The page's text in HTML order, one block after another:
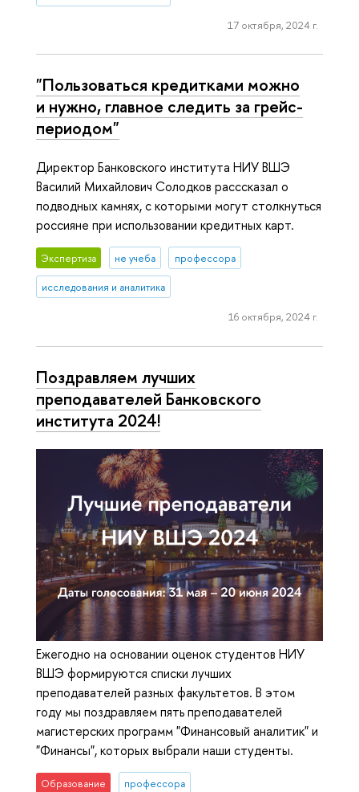
17 октября, 2024 г.
"Пользоваться кредитками можно
и нужно, главное следить за грейс-
периодом"
Директор Банковского института НИУ ВШЭ
Василий Михайлович Солодков расссказал о
подводных камнях, с которыми могут столкнуться
россияне при использовании кредитных карт.
Экспертиза не учеба профессора
исследования и аналитика
16 октября, 2024 г.
Поздравляем лучших
преподавателей Банковского
института 2024!
Ежегодно на основании оценок студентов НИУ
ВШЭ формируются списки лучших
преподавателей разных факультетов. В этом
году мы поздравляем пять преподавателей
магистерских программ "Финансовый аналитик" и
"Финансы", которых выбрали наши студенты.
Образование профессора